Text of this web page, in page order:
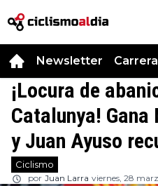
Newsletter
¡Locura de
Catalunya! Gana
y Juan Ayuso
Ciclismo
por Juan Larra viernes, 28